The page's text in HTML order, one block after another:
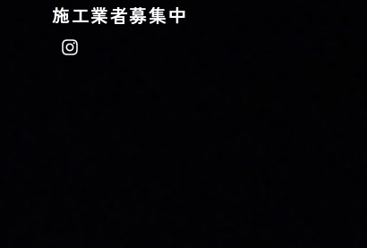
施工業者募集中